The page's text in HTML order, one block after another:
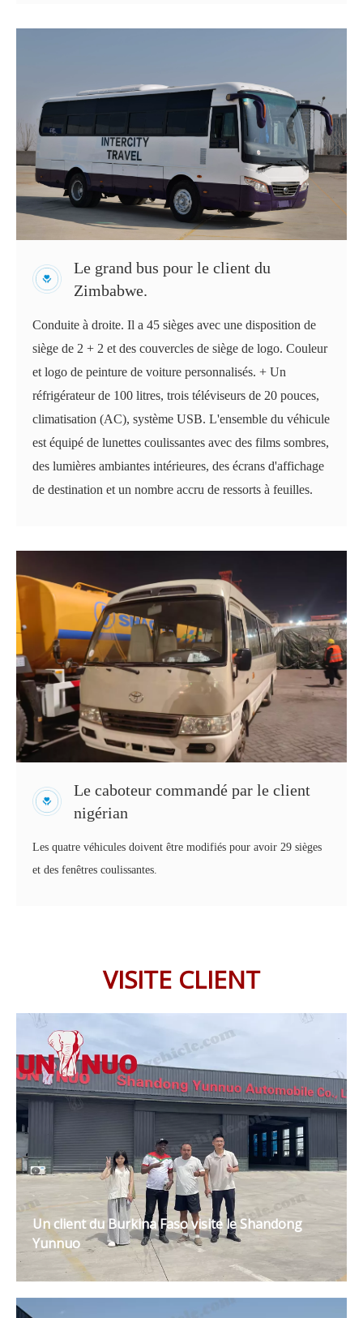
Le grand bus pour le client du
Zimbabwe.
Conduite à droite. Il a 45 sièges avec une disposition de
siège de 2 + 2 et des couvercles de siège de logo. Couleur
et logo de peinture de voiture personnalisés. + Un
réfrigérateur de 100 litres, trois téléviseurs de 20 pouces,
climatisation (AC), système USB. L'ensemble du véhicule
est équipé de lunettes coulissantes avec des films sombres,
des lumières ambiantes intérieures, des écrans d'affichage
de destination et un nombre accru de ressorts à feuilles.
Le caboteur commandé par le client
nigérian
Les quatre véhicules doivent être modifiés pour avoir 29 sièges
et des fenêtres coulissantes.
VISITE CLIENT
Un client du Burkina Faso visite le Shandong
Yunnuo